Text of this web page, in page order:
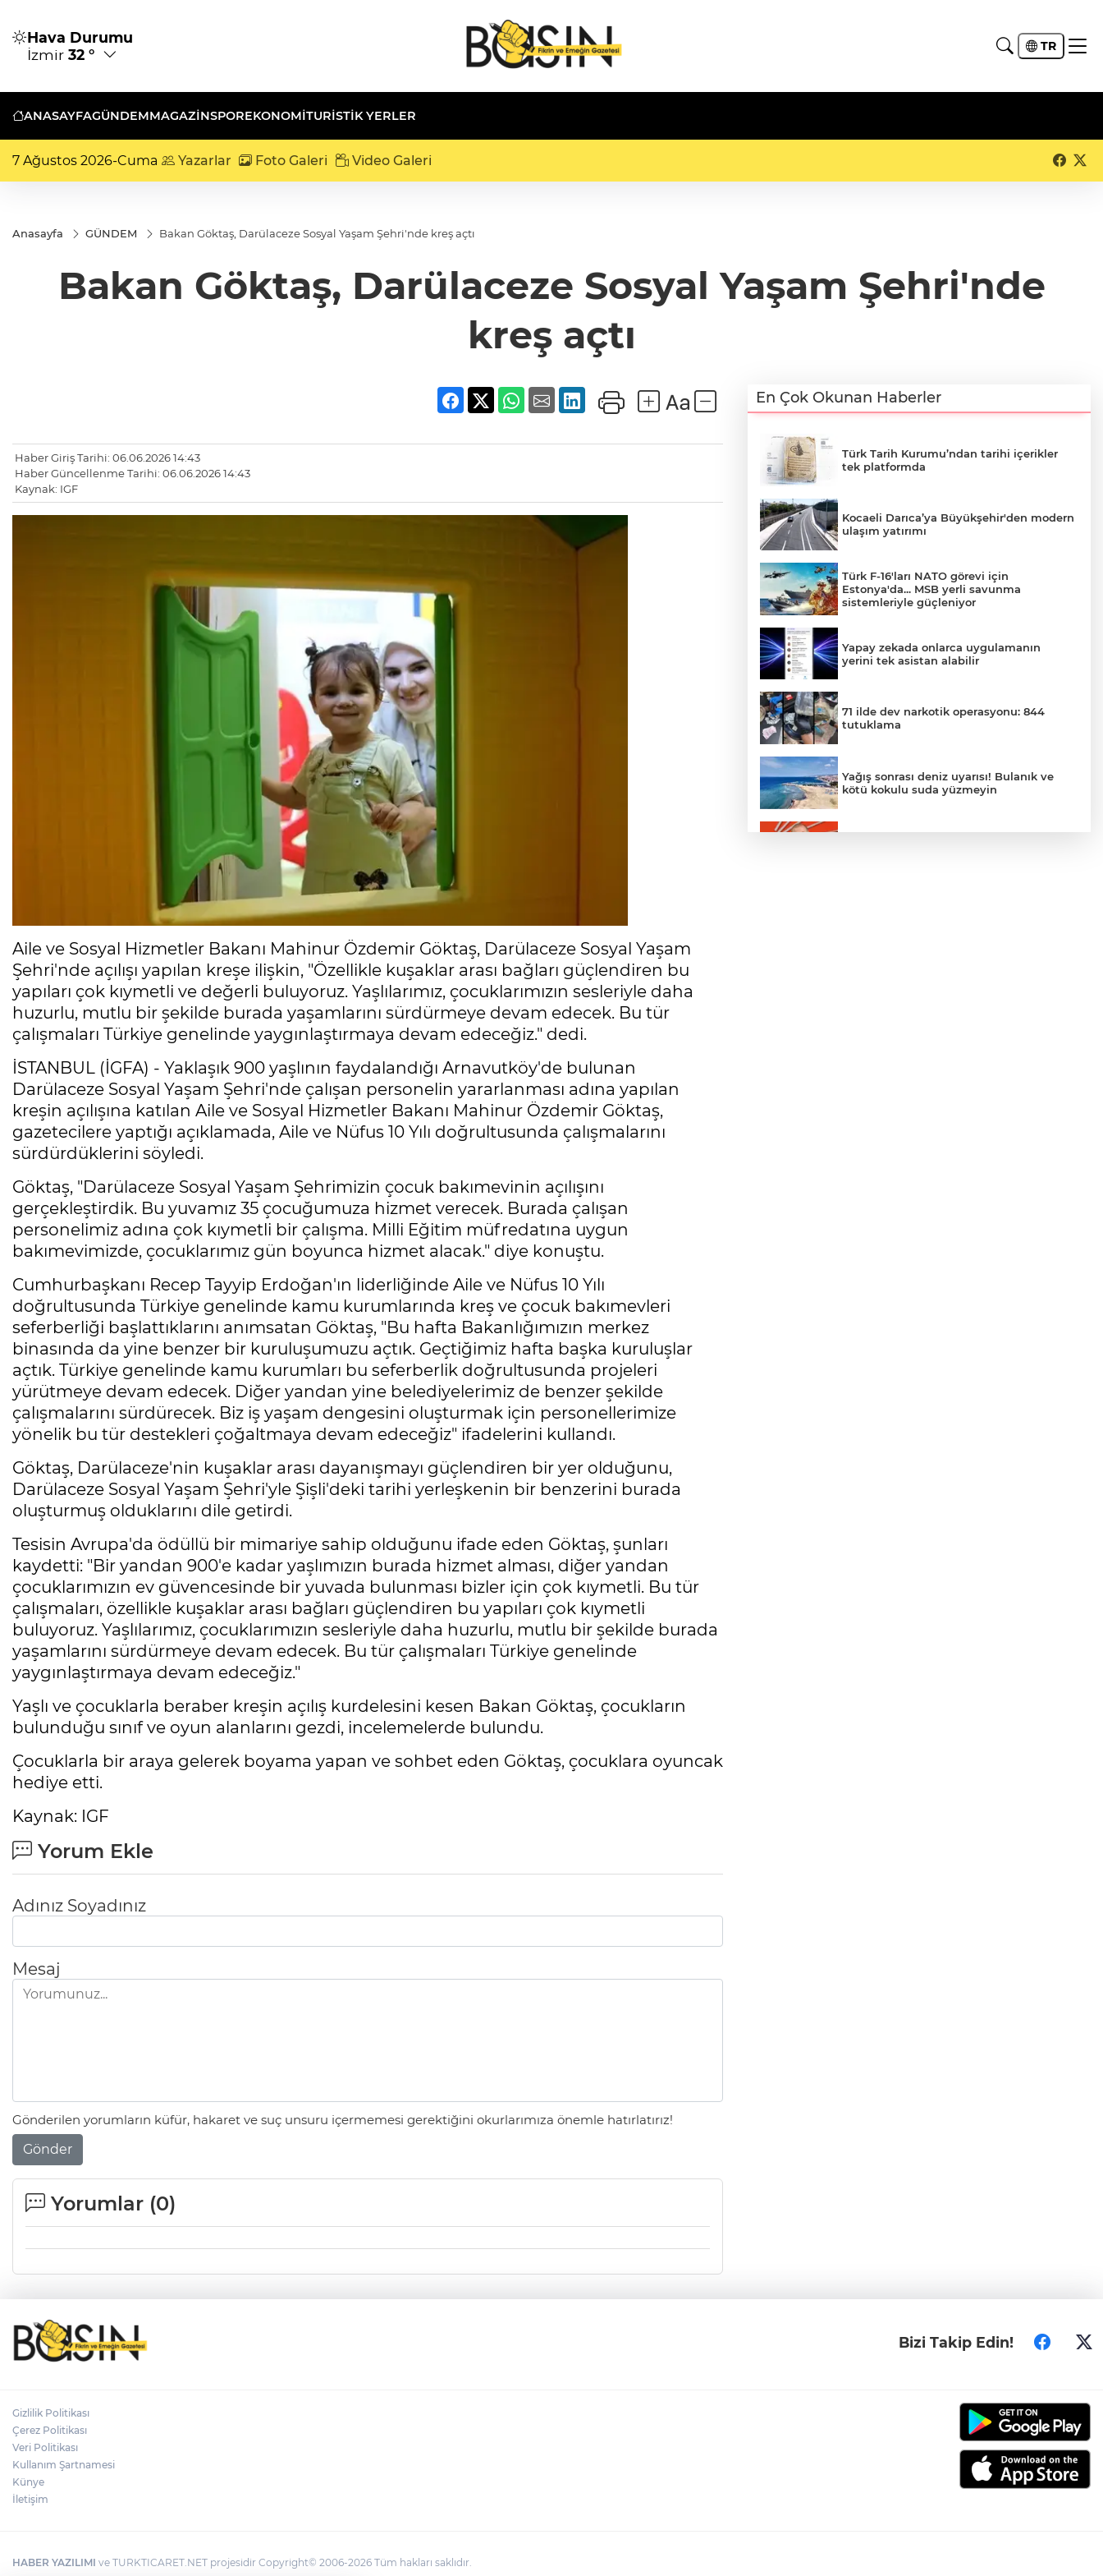
Hava Durumu
İzmir 32 ° TR
ANASAYFAGÜNDEMMAGAZİNSPOREKONOMİTURISTIK YERLER
7 Ağustos 2026-Cuma Yazarlar Foto Galeri Video Galeri
Anasayfa GÜNDEM Bakan Göktaş, Darülaceze Sosyal Yaşam Şehri'nde kreş açtı
Bakan Göktaş, Darülaceze Sosyal Yaşam Şehri'nde
kreş açtı
Haber Giriş Tarihi: 06.06.2026 14:43
Haber Güncellenme Tarihi: 06.06.2026 14:43
Kaynak: IGF
Aile ve Sosyal Hizmetler Bakanı Mahinur Özdemir Göktaş, Darülaceze Sosyal Yaşam
Şehri'nde açılışı yapılan kreşe ilişkin, "Özellikle kuşaklar arası bağları güçlendiren bu
yapıları çok kıymetli ve değerli buluyoruz. Yaşlılarımız, çocuklarımızın sesleriyle daha
huzurlu, mutlu bir şekilde burada yaşamlarını sürdürmeye devam edecek. Bu tür
çalışmaları Türkiye genelinde yaygınlaştırmaya devam edeceğiz." dedi.
İSTANBUL (İGFA) - Yaklaşık 900 yaşlının faydalandığı Arnavutköy'de bulunan
Darülaceze Sosyal Yaşam Şehri'nde çalışan personelin yararlanması adına yapılan
kreşin açılışına katılan Aile ve Sosyal Hizmetler Bakanı Mahinur Özdemir Göktaş,
gazetecilere yaptığı açıklamada, Aile ve Nüfus 10 Yılı doğrultusunda çalışmalarını
sürdürdüklerini söyledi.
Göktaş, "Darülaceze Sosyal Yaşam Şehrimizin çocuk bakımevinin açılışını
gerçekleştirdik. Bu yuvamız 35 çocuğumuza hizmet verecek. Burada çalışan
personelimiz adına çok kıymetli bir çalışma. Milli Eğitim müfredatına uygun
bakımevimizde, çocuklarımız gün boyunca hizmet alacak." diye konuştu.
Cumhurbaşkanı Recep Tayyip Erdoğan'ın liderliğinde Aile ve Nüfus 10 Yılı
doğrultusunda Türkiye genelinde kamu kurumlarında kreş ve çocuk bakımevleri
seferberliği başlattıklarını anımsatan Göktaş, "Bu hafta Bakanlığımızın merkez
binasında da yine benzer bir kuruluşumuzu açtık. Geçtiğimiz hafta başka kuruluşlar
açtık. Türkiye genelinde kamu kurumları bu seferberlik doğrultusunda projeleri
yürütmeye devam edecek. Diğer yandan yine belediyelerimiz de benzer şekilde
çalışmalarını sürdürecek. Biz iş yaşam dengesini oluşturmak için personellerimize
yönelik bu tür destekleri çoğaltmaya devam edeceğiz" ifadelerini kullandı.
Göktaş, Darülaceze'nin kuşaklar arası dayanışmayı güçlendiren bir yer olduğunu,
Darülaceze Sosyal Yaşam Şehri'yle Şişli'deki tarihi yerleşkenin bir benzerini burada
oluşturmuş olduklarını dile getirdi.
Tesisin Avrupa'da ödüllü bir mimariye sahip olduğunu ifade eden Göktaş, şunları
kaydetti: "Bir yandan 900'e kadar yaşlımızın burada hizmet alması, diğer yandan
çocuklarımızın ev güvencesinde bir yuvada bulunması bizler için çok kıymetli. Bu tür
çalışmaları, özellikle kuşaklar arası bağları güçlendiren bu yapıları çok kıymetli
buluyoruz. Yaşlılarımız, çocuklarımızın sesleriyle daha huzurlu, mutlu bir şekilde burada
yaşamlarını sürdürmeye devam edecek. Bu tür çalışmaları Türkiye genelinde
yaygınlaştırmaya devam edeceğiz."
Yaşlı ve çocuklarla beraber kreşin açılış kurdelesini kesen Bakan Göktaş, çocukların
bulunduğu sınıf ve oyun alanlarını gezdi, incelemelerde bulundu.
Çocuklarla bir araya gelerek boyama yapan ve sohbet eden Göktaş, çocuklara oyuncak
hediye etti.
Kaynak: IGF
Yorum Ekle
Adınız Soyadınız
Mesaj
Gönderilen yorumların küfür, hakaret ve suç unsuru içermemesi gerektiğini okurlarımıza önemle hatırlatırız!
Gönder
Yorumlar (0)
En Çok Okunan Haberler
Türk Tarih Kurumu’ndan tarihi içerikler
tek platformda
Kocaeli Darıca’ya Büyükşehir'den modern
ulaşım yatırımı
Türk F-16'ları NATO görevi için
Estonya'da... MSB yerli savunma
sistemleriyle güçleniyor
Yapay zekada onlarca uygulamanın
yerini tek asistan alabilir
71 ilde dev narkotik operasyonu: 844
tutuklama
Yağış sonrası deniz uyarısı! Bulanık ve
kötü kokulu suda yüzmeyin
Bizi Takip Edin!
Gizlilik Politikası
Çerez Politikası
Veri Politikası
Kullanım Şartnamesi
Künye
İletişim
HABER YAZILIMI ve TURKTICARET.NET projesidir Copyright© 2006-2026 Tüm hakları saklıdır.